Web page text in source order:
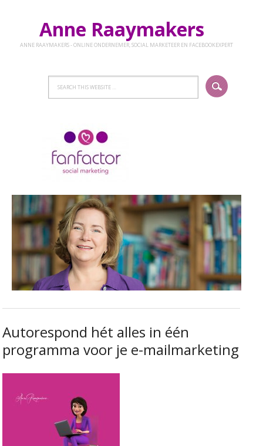
Anne Raaymakers
ANNE RAAYMAKERS - ONLINE ONDERNEMER, SOCIAL MARKETEER EN FACEBOOKEXPERT
Autorespond hét alles in één
programma voor je e-mailmarketing